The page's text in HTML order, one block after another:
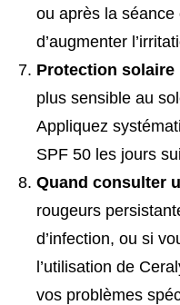
ou après la
d’augmenter
Protection solaire
plus sensible au
Appliquez
SPF 50 les jours
Quand consulter
rougeurs
d’infection, ou si
l’utilisation de
vos problèmes